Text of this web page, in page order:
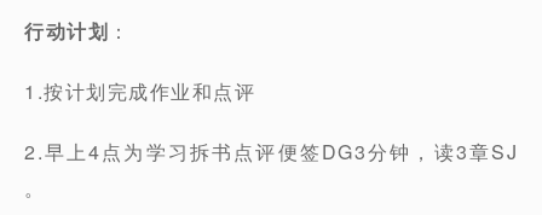
行动计划 ：
1.按计划完成作业和点评
2.早上4点为学习拆书点评便签DG3分钟，读3章SJ
。